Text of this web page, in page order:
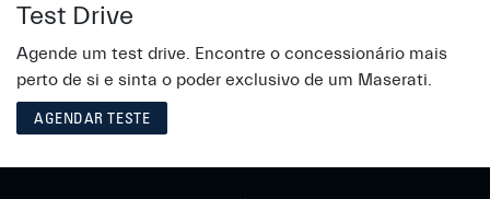
Test Drive
Agende um test drive. Encontre o concessionário mais
perto de si e sinta o poder exclusivo de um Maserati.
AGENDAR TESTE